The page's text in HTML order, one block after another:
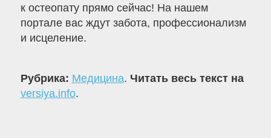
к остеопату прямо сейчас! На нашем
портале вас ждут забота, профессионализм
и исцеление.
Рубрика: Медицина. Читать весь текст на
versiya.info.